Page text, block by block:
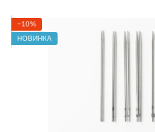
−10%
НОВИНКА